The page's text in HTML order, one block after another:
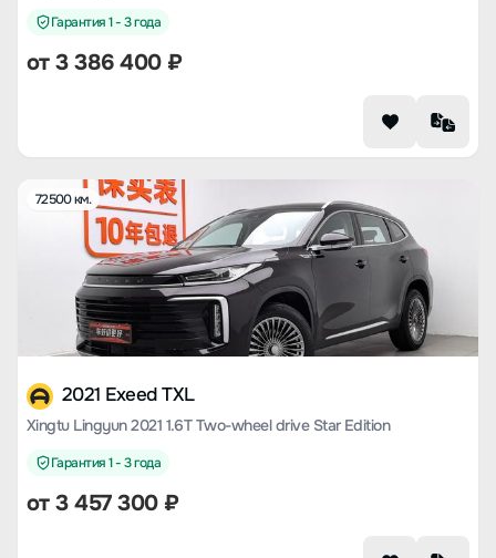
Гарантия 1 - 3 года
от3 386 400₽
72500 км.
2021 Exeed TXL
Xingtu Lingyun 2021 1.6T Two-wheel drive Star Edition
Гарантия 1 - 3 года
от3 457 300₽